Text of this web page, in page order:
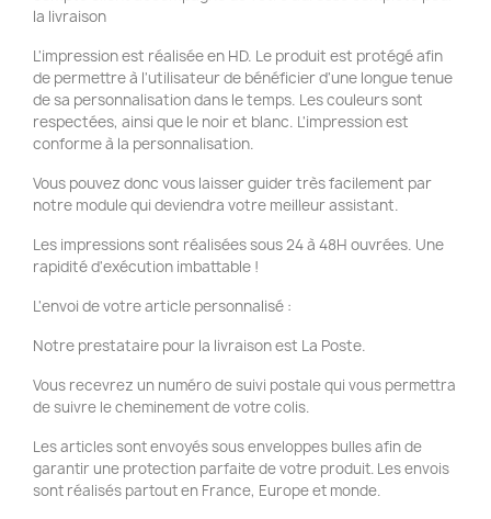
la livraison
L'impression est réalisée en HD. Le produit est protégé afin
de permettre à l'utilisateur de bénéficier d'une longue tenue
de sa personnalisation dans le temps. Les couleurs sont
respectées, ainsi que le noir et blanc. L'impression est
conforme à la personnalisation.
Vous pouvez donc vous laisser guider très facilement par
notre module qui deviendra votre meilleur assistant.
Les impressions sont réalisées sous 24 à 48H ouvrées. Une
rapidité d'exécution imbattable !
L'envoi de votre article personnalisé :
Notre prestataire pour la livraison est La Poste.
Vous recevrez un numéro de suivi postale qui vous permettra
de suivre le cheminement de votre colis.
Les articles sont envoyés sous enveloppes bulles afin de
garantir une protection parfaite de votre produit. Les envois
sont réalisés partout en France, Europe et monde.